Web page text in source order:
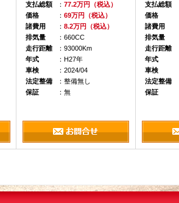
支払総額 ：77.2万円（税込）
価格
：69万円（税込）
諸費用
：8.2万円（税込）
排気量
：660CC
走行距離
：93000Km
年式
：H27年
車検
：2024/04
法定整備
：整備無し
保証
：無
支払総額
価格
諸費用
排気量
走行距離
年式
車検
法定整備
保証